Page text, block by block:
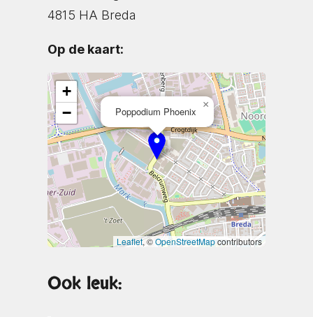
4815 HA Breda
Op de kaart:
Poppodium Phoenix
×
+
−
Leaflet, ©OpenStreetMapcontributors
Ook leuk: